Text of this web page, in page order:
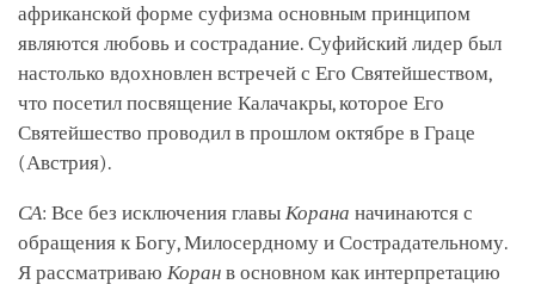
африканской форме суфизма основным принципом
являются любовь и сострадание. Суфийский лидер был
настолько вдохновлен встречей с Его Святейшеством,
что посетил посвящение Калачакры, которое Его
Святейшество проводил в прошлом октябре в Граце
(Австрия).
СА: Все без исключения главы Корана начинаются с
обращения к Богу, Милосердному и Сострадательному.
Я рассматриваю Коран в основном как интерпретацию